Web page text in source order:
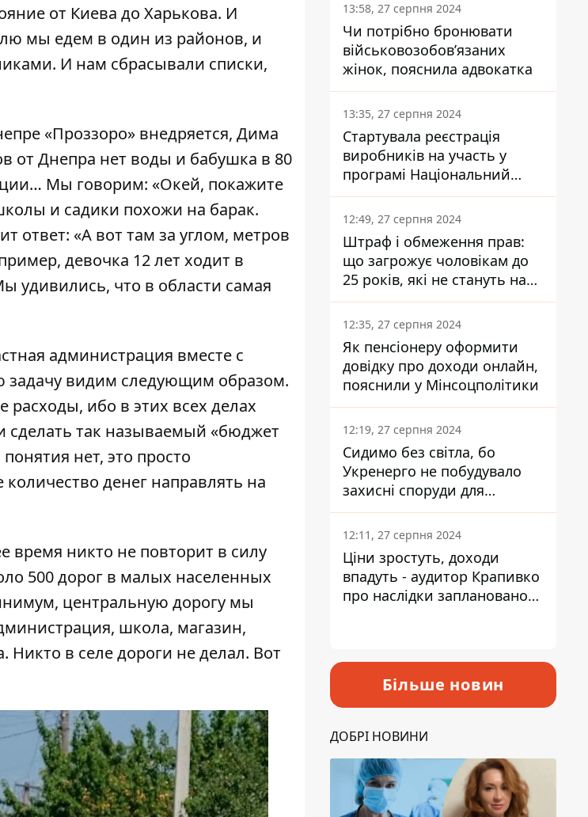
от Киева до Харькова. И
мы едем в один из районов, и
И нам сбрасывали списки,
«Проззоро» внедряется, Дима
от Днепра нет воды и бабушка в 80
Мы говорим: «Окей, покажите
и садики похожи на барак.
ответ: «А вот там за углом, метров
девочка 12 лет ходит в
удивились, что в области самая
администрация вместе с
задачу видим следующим образом.
ибо в этих всех делах
сделать так называемый «бюджет
нет, это просто
денег направлять на
никто не повторит в силу
500 дорог в малых населенных
центральную дорогу мы
школа, магазин,
Никто в селе дороги не делал. Вот
13:58, 27 серпня 2024
Чи потрібно бронювати
військовозобов’язаних
жінок, пояснила адвокатка
13:35, 27 серпня 2024
Стартувала реєстрація
виробників на участь у
програмі Національний
кешбек: як це зробити
через портал Дія
12:49, 27 серпня 2024
Штраф і обмеження прав:
що загрожує чоловікам до
25 років, які не стануть на
військовий облік
12:35, 27 серпня 2024
Як пенсіонеру оформити
довідку про доходи онлайн,
пояснили у Мінсоцполітики
12:19, 27 серпня 2024
Сидимо без світла, бо
Укренерго не побудувало
захисні споруди для
енергетики - нардеп
Кучеренко
12:11, 27 серпня 2024
Ціни зростуть, доходи
впадуть - аудитор Крапивко
про наслідки запланованого
Більше новин
ДОБРІ НОВИНИ